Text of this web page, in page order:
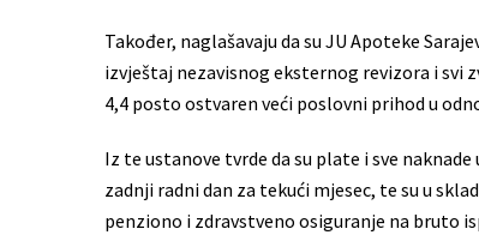
Također, naglašavaju da su JU Apoteke
izvještaj nezavisnog eksternog revizora i svi
4,4 posto ostvaren veći poslovni prihod u
Iz te ustanove tvrde da su plate i sve
zadnji radni dan za tekući mjesec, te su u
penziono i zdravstveno osiguranje na bruto